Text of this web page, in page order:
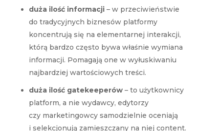
duża ilość informacji– w przeciwieństwie
do tradycyjnych biznesów platformy
koncentrują się na elementarnej interakcji,
którą bardzo często bywa właśnie wymiana
informacji. Pomagają one w wyłuskiwaniu
najbardziej wartościowych treści.
duża ilość gatekeeperów– to użytkownicy
platform, a nie wydawcy, edytorzy
czy marketingowcy samodzielnie oceniają
i selekcjonują zamieszczany na niej content.